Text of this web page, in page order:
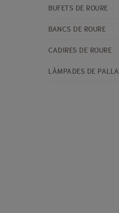
BUFETS DE ROURE
BANCS DE ROURE
CADIRES DE ROURE
LÀMPADES DE PALLA